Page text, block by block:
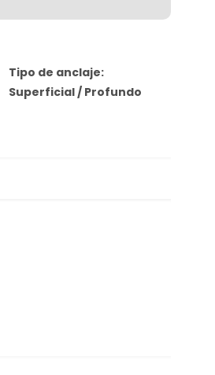
Tipo de anclaje:
Superficial / Profundo